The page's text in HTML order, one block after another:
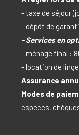
- taxe de séjour
- dépôt de
- Services en
- ménage final :
- location de
Assurance
Modes de
espèces,